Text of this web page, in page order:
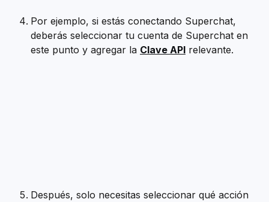
Por ejemplo, si estás conectando Superchat,
deberás seleccionar tu cuenta de Superchat en
este punto y agregar la Clave API relevante.
Después, solo necesitas seleccionar qué acción